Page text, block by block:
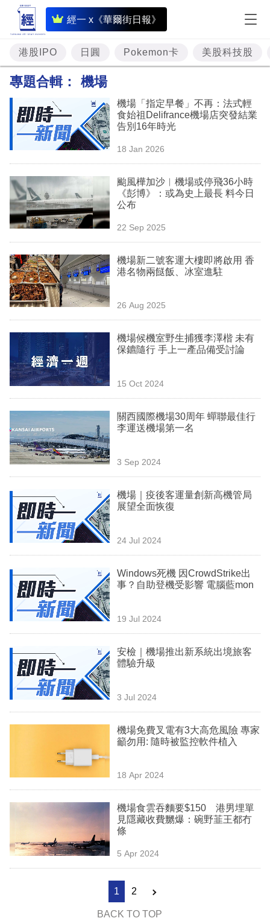
經一 x《華爾街日報》
即
時
財
經
投
資
樓
市
理
商
業
科
技
職
場
生
時
事
訂
閱
港股IPO 日圓 Pokemon卡 美股科技股
專題合輯： 機場
機場「指定早餐」不再：法式輕
食始祖Delifrance機場店突發結業
告別16年時光
18 Jan 2026
颱風樺加沙︳機場或停飛36小時
《彭博》：或為史上最長 料今日
公布
22 Sep 2025
機場新二號客運大樓即將啟用 香
港名物兩餸飯、冰室進駐
26 Aug 2025
機場候機室野生捕獲李澤楷 未有
保鑣隨行 手上一產品備受討論
15 Oct 2024
關西國際機場30周年 蟬聯最佳行
李運送機場第一名
3 Sep 2024
機場｜疫後客運量創新高機管局
展望全面恢復
24 Jul 2024
Windows死機 因CrowdStrike出
事？自助登機受影響 電腦藍mon
19 Jul 2024
安檢｜機場推出新系統出境旅客
體驗升級
3 Jul 2024
機場免費叉電有3大高危風險 專家
籲勿用: 隨時被監控軟件植入
18 Apr 2024
機場食雲吞麵要$150 港男埋單
見隱藏收費嬲爆：碗野韮王都冇
條
5 Apr 2024
1 2
BACK TO TOP